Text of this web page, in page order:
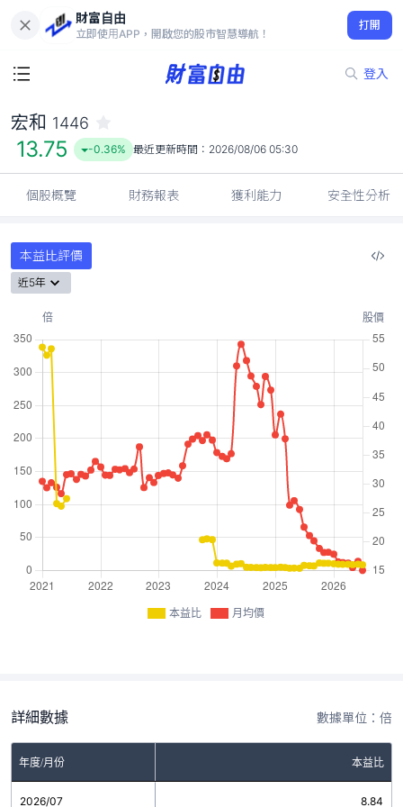
財富自由
立即使用APP，開啟您的股市智慧導航！
打開
登入
13.75
-0.36%
宏和 1446
13.75 -0.36% 最近更新時間： 2026/08/06 05:30
個股概覽 財務報表 獲利能力 安全性分析
本益比評價
近5年
本益比 月均價
詳細數據 數據單位：倍
年度/月份 本益比
2026/07 8.84